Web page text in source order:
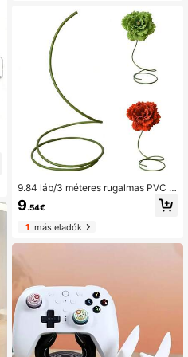
höz, gyűjteményekhez
9.84 láb/3 méteres rugalmas PVC al
umínium kompozit virágtartó rúd, es
küvői dekoráció partiút virágtartó, s
zületésnapi parti háttértartó
9.54€
1más eladók